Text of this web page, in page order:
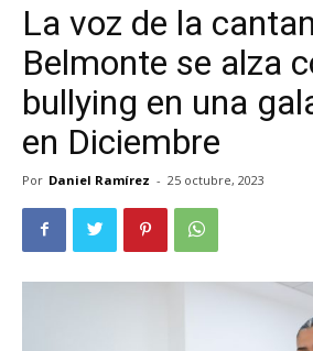
La voz de la
Belmonte se alza
bullying en una
en Diciembre
Por Daniel Ramírez - 25 octubre, 2023